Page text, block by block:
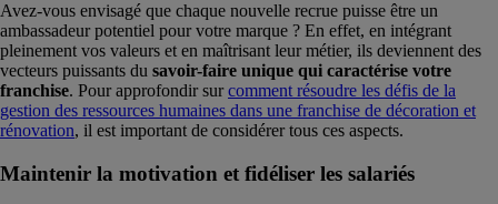
Avez-vous envisagé que chaque nouvelle recrue puisse être un
ambassadeur potentiel pour votre marque ? En effet, en intégrant
pleinement vos valeurs et en maîtrisant leur métier, ils deviennent des
vecteurs puissants du savoir-faire unique qui caractérise votre
franchise. Pour approfondir surcomment résoudre les défis de la
gestion des ressources humaines dans une franchise de décoration et
rénovation, il est important de considérer tous ces aspects.
Maintenir la motivation et fidéliser les salariés